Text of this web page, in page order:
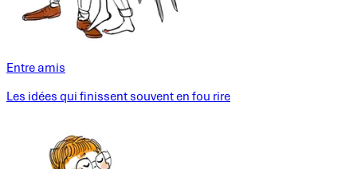
Entre amis
Les idées qui finissent souvent en fou rire